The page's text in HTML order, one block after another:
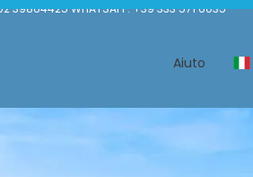
39864425 WHATSAPP: +39 333 571 6035
Aiuto